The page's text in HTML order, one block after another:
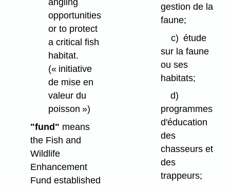
angling
opportunities
or to protect
a critical fish
habitat.
(« initiative
de mise en
valeur du
poisson »)
"fund" means
the Fish and
Wildlife
Enhancement
Fund established
gestion de la
faune;
c) étude
sur la faune
ou ses
habitats;
d)
programmes
d'éducation
des
chasseurs et
des
trappeurs;